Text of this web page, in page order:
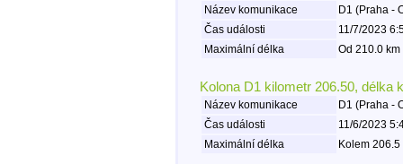
Název komunikace
D1 (Praha -
Čas události
11/7/2023
Maximální délka
Od 210.0
Kolona D1 kilometr 206.50, délka
Název komunikace
D1 (Praha -
Čas události
11/6/2023
Maximální délka
Kolem